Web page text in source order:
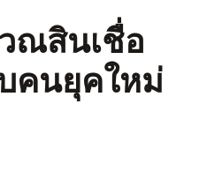
ณสินเชื่อ
คนยุคใหม่